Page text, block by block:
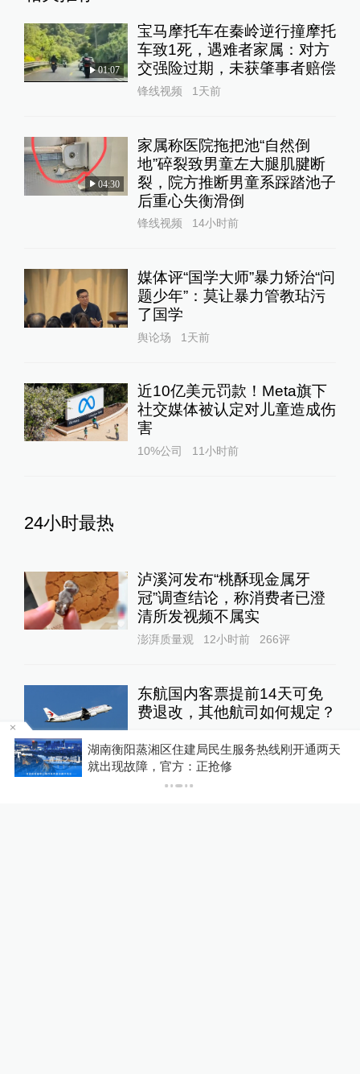
01:07
宝马摩托车在秦岭逆行撞摩托
车致1死，遇难者家属：对方
交强险过期，未获肇事者赔偿
锋线视频 1天前
04:30
家属称医院拖把池“自然倒
地”碎裂致男童左大腿肌腱断
裂，院方推断男童系踩踏池子
后重心失衡滑倒
锋线视频 14小时前
媒体评“国学大师”暴力矫治“问
题少年”：莫让暴力管教玷污
了国学
舆论场 1天前
近10亿美元罚款！Meta旗下
社交媒体被认定对儿童造成伤
害
10%公司 11小时前
24小时最热
泸溪河发布“桃酥现金属牙
冠”调查结论，称消费者已澄
清所发视频不属实
澎湃质量观 12小时前 266评
东航国内客票提前14天可免
费退改，其他航司如何规定？
河南省2026年“三支一扶”笔试
湖南衡阳蒸湘区住建局民生服务热线刚开通两天
就出现故障，官方：正抢修